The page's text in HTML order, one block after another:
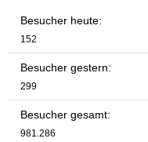
Besucher heute:
152
Besucher gestern:
299
Besucher gesamt:
981.286